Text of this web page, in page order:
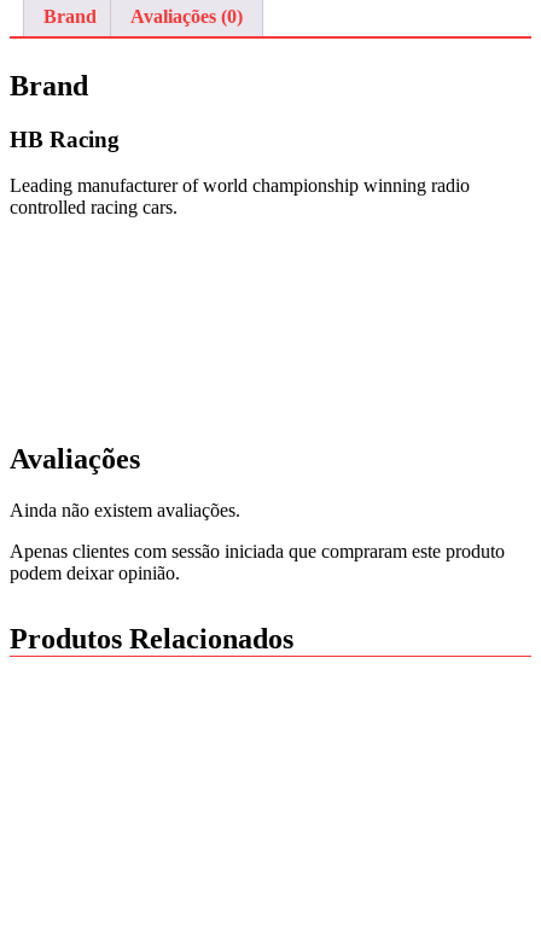
Brand Avaliações (0)
Brand
HB Racing
Leading manufacturer of world championship winning radio
controlled racing cars.
Avaliações
Ainda não existem avaliações.
Apenas clientes com sessão iniciada que compraram este produto
podem deixar opinião.
Produtos Relacionados